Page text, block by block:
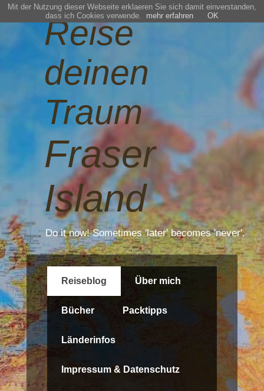
Reise
deinen
Traum
Fraser
Island
Do it now! Sometimes 'later' becomes 'never'.
Reiseblog Über mich
Bücher Packtipps
Länderinfos
Impressum & Datenschutz
Mit der Nutzung dieser Webseite erklaeren Sie sich damit einverstanden,
dass ich Cookies verwende.
mehr erfahren OK